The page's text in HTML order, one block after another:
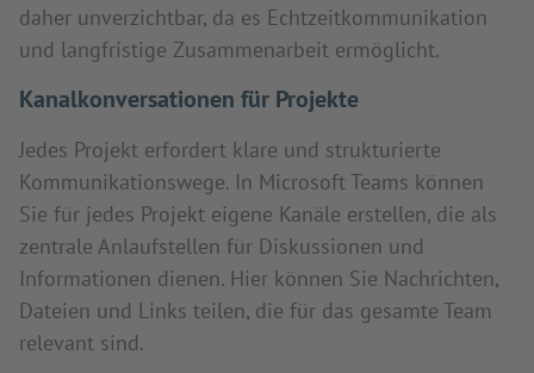
daher unverzichtbar, da es Echtzeitkommunikation
und langfristige Zusammenarbeit ermöglicht.
Kanalkonversationen für Projekte
Jedes Projekt erfordert klare und strukturierte
Kommunikationswege. In Microsoft Teams können
Sie für jedes Projekt eigene Kanäle erstellen, die als
zentrale Anlaufstellen für Diskussionen und
Informationen dienen. Hier können Sie Nachrichten,
Dateien und Links teilen, die für das gesamte Team
relevant sind.